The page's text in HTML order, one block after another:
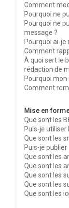
Comment
Pourquoi ne
Pourquoi ne
message ?
Pourquoi ai-je
Comment
À quoi sert le
rédaction de
Pourquoi
Comment
Mise en
Que sont les
Puis-je utiliser
Que sont les
Puis-je
Que sont les
Que sont les
Que sont les
Que sont les
Que sont les